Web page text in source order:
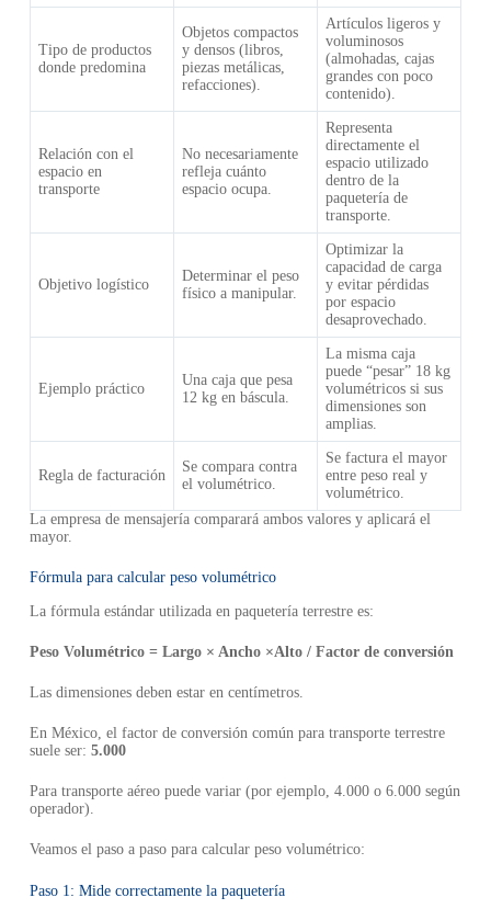
Tipo de productos
donde predomina
Objetos compactos
y densos (libros,
piezas metálicas,
refacciones).
Artículos ligeros y
voluminosos
(almohadas, cajas
grandes con poco
contenido).
Relación con el
espacio en
transporte
No necesariamente
refleja cuánto
espacio ocupa.
Representa
directamente el
espacio utilizado
dentro de la
paquetería de
transporte.
Objetivo logístico
Determinar el peso
físico a manipular.
Optimizar la
capacidad de carga
y evitar pérdidas
por espacio
desaprovechado.
Ejemplo práctico
Una caja que pesa
12 kg en báscula.
La misma caja
puede “pesar” 18 kg
volumétricos si sus
dimensiones son
amplias.
Regla de facturación
Se compara contra
el volumétrico.
Se factura el mayor
entre peso real y
volumétrico.
La empresa de mensajería comparará ambos valores y aplicará el
mayor.
Fórmula para calcular peso volumétrico
La fórmula estándar utilizada en paquetería terrestre es:
Peso Volumétrico = Largo × Ancho ×Alto / Factor de conversión
Las dimensiones deben estar en centímetros.
En México, el factor de conversión común para transporte terrestre
suele ser: 5.000
Para transporte aéreo puede variar (por ejemplo, 4.000 o 6.000 según
operador).
Veamos el paso a paso para calcular peso volumétrico:
Paso 1: Mide correctamente la paquetería